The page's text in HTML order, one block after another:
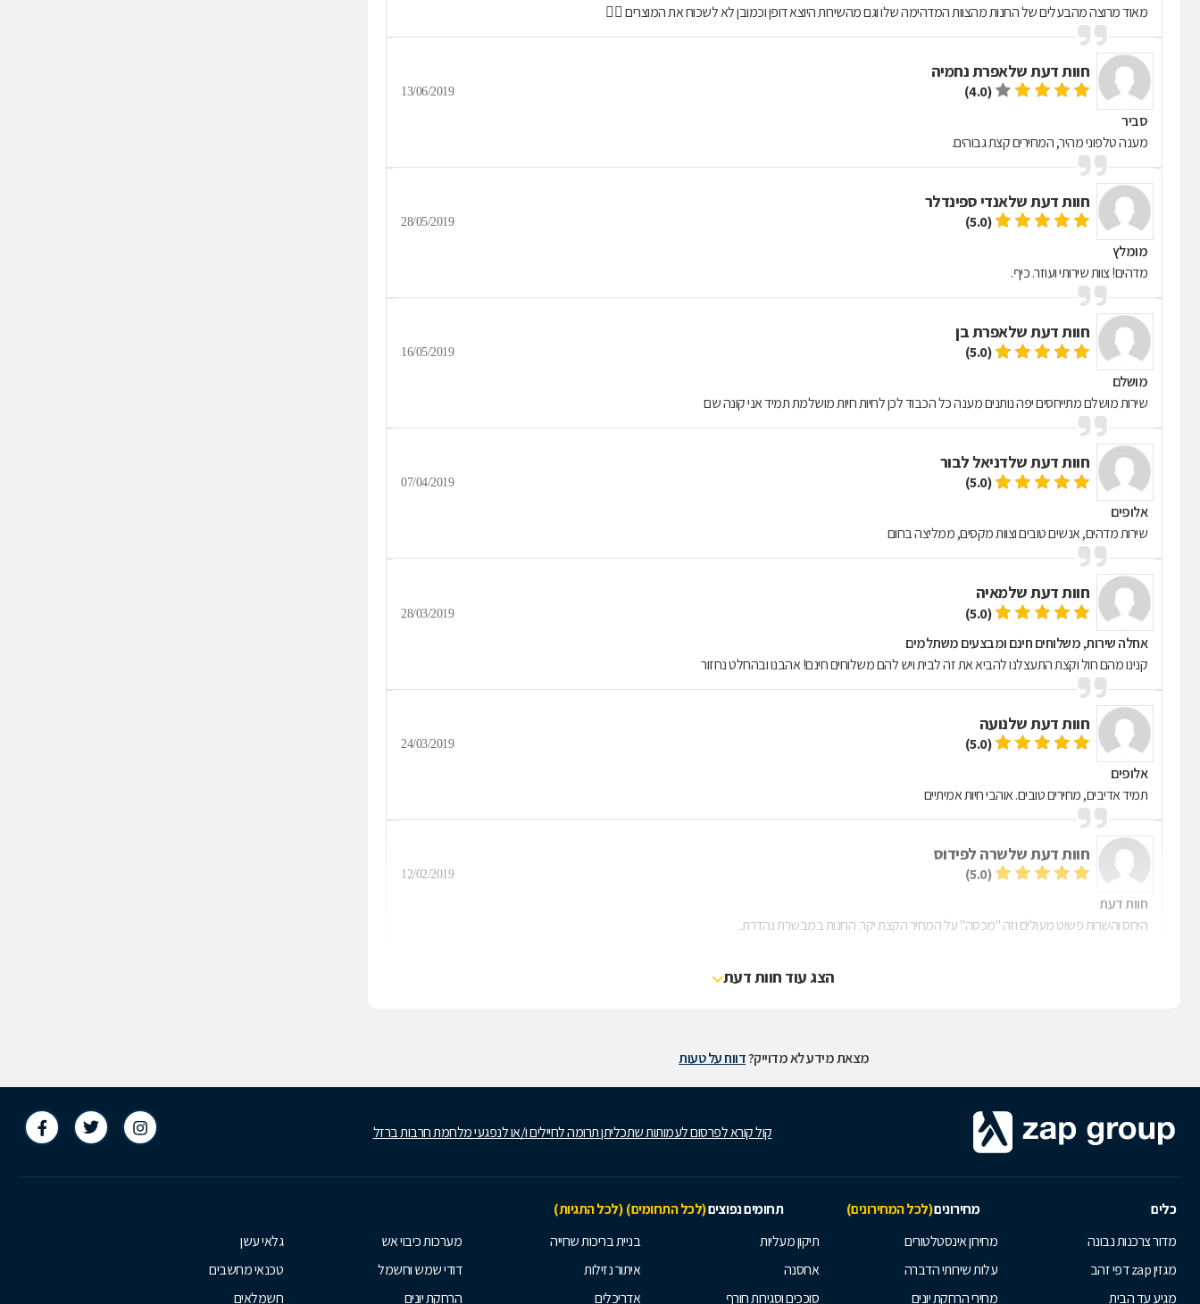
מאוד מרוצה מהבעלים של החנות מהצוות המדהימה שלו וגם מהשירות היוצא דופן וכמובן לא לשכוח את המוצרים 👍🏻
חוות דעת שלאפרת נחמיה
(4.0)
13/06/2019
סביר
מענה טלפוני מהיר, המחירים קצת גבוהים.
חוות דעת שלאנדי ספינדלר
(5.0)
28/05/2019
מומלץ
מדהים! צוות שירותי ועוזר. כיף.
חוות דעת שלאפרת בן
(5.0)
16/05/2019
מושלם
שירות מושלם מתייחסים יפה נותנים מענה כל הכבוד לכן לחיות חיות מושלמת תמיד אני קונה שם
חוות דעת שלדניאל לבור
(5.0)
07/04/2019
אלופים
שירות מדהים, אנשים טובים וצוות מקסים, ממליצה בחום
חוות דעת שלמאיה
(5.0)
28/03/2019
אחלה שירות, משלוחים חינם ומבצעים משתלמים
קנינו מהם חול וקצת התעצלנו להביא את זה לבית ויש להם משלוחים חינם! אהבנו ובהחלט נחזור
חוות דעת שלנועה
(5.0)
24/03/2019
אלופים
תמיד אדיבים, מחירים טובים. אוהבי חיות אמיתיים
חוות דעת שלשרה לפידוס
(5.0)
12/02/2019
חוות דעת
היחס והשרות פשוט מעולים וזה "מכסה" על המחיר הקצת יקר. החנות במבשרת נהדרת..
הצג עוד חוות דעת
מצאת מידע לא מדוייק?דווח על טעות
קול קורא לפרסום לעמותות שתכליתן תרומה לחיילים ו/או לנפגעי מלחמת חרבות ברזל
כלים מחירונים(לכל המחירונים) תחומים נפוצים(לכל התחומים) (לכל התגיות)
מדור צרכנות נבונה
מגזין zap דפי זהב
מגיע עד הבית
מחירון אינסטלטורים
עלות שירותי הדברה
מחירי הרחקת יונים
תיקון מעליות
אחסנה
סוככים וסגירות חורף
בניית בריכות שחייה
איתור נזילות
אדריכלים
מערכות כיבוי אש
דודי שמש וחשמל
הרחקת יונים
גלאי עשן
טכנאי מחשבים
חשמלאים